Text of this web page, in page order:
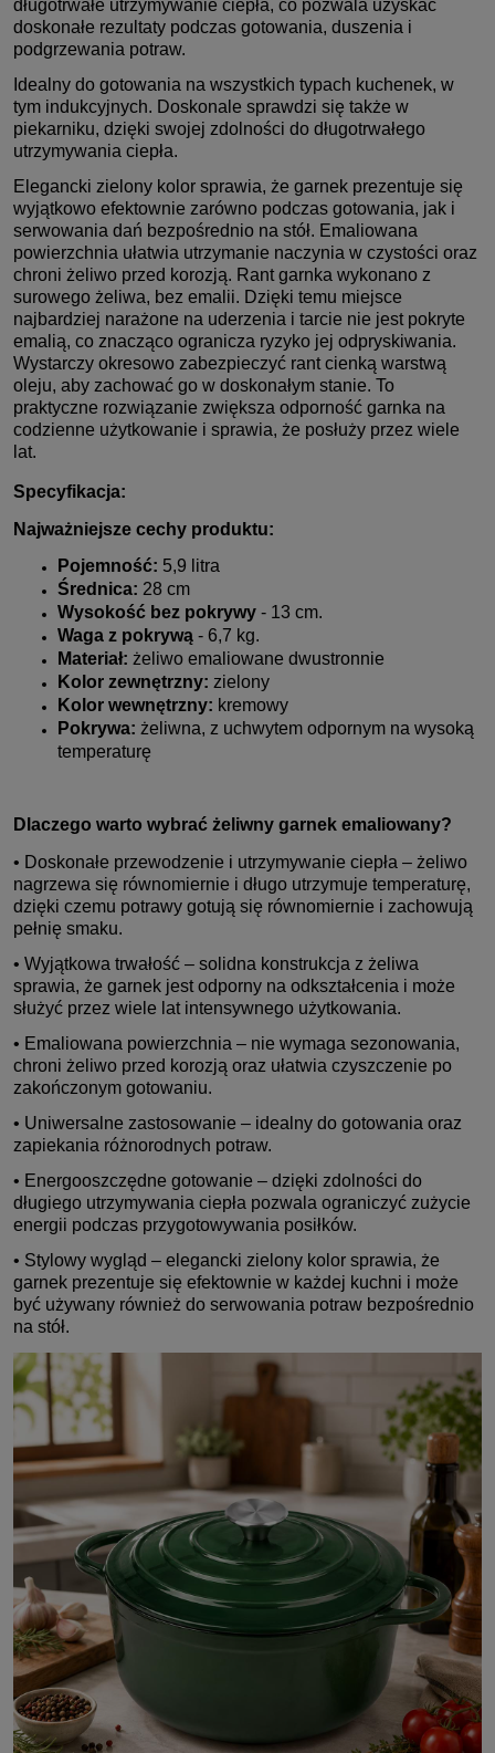
długotrwałe utrzymywanie ciepła, co pozwala uzyskać
doskonałe rezultaty podczas gotowania, duszenia i
podgrzewania potraw.
Idealny do gotowania na wszystkich typach kuchenek, w
tym indukcyjnych. Doskonale sprawdzi się także w
piekarniku, dzięki swojej zdolności do długotrwałego
utrzymywania ciepła.
Elegancki zielony kolor sprawia, że garnek prezentuje się
wyjątkowo efektownie zarówno podczas gotowania, jak i
serwowania dań bezpośrednio na stół. Emaliowana
powierzchnia ułatwia utrzymanie naczynia w czystości oraz
chroni żeliwo przed korozją. Rant garnka wykonano z
surowego żeliwa, bez emalii. Dzięki temu miejsce
najbardziej narażone na uderzenia i tarcie nie jest pokryte
emalią, co znacząco ogranicza ryzyko jej odpryskiwania.
Wystarczy okresowo zabezpieczyć rant cienką warstwą
oleju, aby zachować go w doskonałym stanie. To
praktyczne rozwiązanie zwiększa odporność garnka na
codzienne użytkowanie i sprawia, że posłuży przez wiele
lat.
Specyfikacja:
Najważniejsze cechy produktu:
Pojemność: 5,9 litra
Średnica: 28 cm
Wysokość bez pokrywy - 13 cm.
Waga z pokrywą - 6,7 kg.
Materiał: żeliwo emaliowane dwustronnie
Kolor zewnętrzny: zielony
Kolor wewnętrzny: kremowy
Pokrywa: żeliwna, z uchwytem odpornym na wysoką
temperaturę
Dlaczego warto wybrać żeliwny garnek emaliowany?
• Doskonałe przewodzenie i utrzymywanie ciepła – żeliwo
nagrzewa się równomiernie i długo utrzymuje temperaturę,
dzięki czemu potrawy gotują się równomiernie i zachowują
pełnię smaku.
• Wyjątkowa trwałość – solidna konstrukcja z żeliwa
sprawia, że garnek jest odporny na odkształcenia i może
służyć przez wiele lat intensywnego użytkowania.
• Emaliowana powierzchnia – nie wymaga sezonowania,
chroni żeliwo przed korozją oraz ułatwia czyszczenie po
zakończonym gotowaniu.
• Uniwersalne zastosowanie – idealny do gotowania oraz
zapiekania różnorodnych potraw.
• Energooszczędne gotowanie – dzięki zdolności do
długiego utrzymywania ciepła pozwala ograniczyć zużycie
energii podczas przygotowywania posiłków.
• Stylowy wygląd – elegancki zielony kolor sprawia, że
garnek prezentuje się efektownie w każdej kuchni i może
być używany również do serwowania potraw bezpośrednio
na stół.